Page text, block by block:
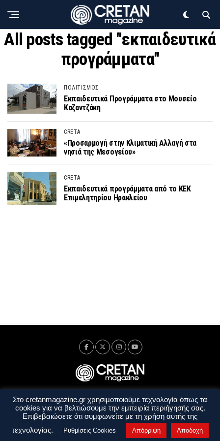
All posts tagged "εκπαιδευτικά
προγράμματα"
ΠΟΛΙΤΙΣΜΟΣ
Εκπαιδευτικά Προγράμματα στο Μουσείο
Καζαντζάκη
CRETA
«Προσαρμογή στην Κλιματική Αλλαγή στα
νησιά της Μεσογείου»
CRETA
Εκπαιδευτικά προγράμματα από το ΚΕΚ
Επιμελητηρίου Ηρακλείου
Ταυτότητα Πολιτική Απορρήτου
Όροι Χρήσης
Όροι και Προϋποθέσεις
Στο cretanmagazine.gr χρησιμοποιούμε τεχνολογία όπως τα
cookies για να βελτιώσουμε την εμπειρία περιήγησής σας.
Επιβεβαιώσετε ότι συμφωνείτε με τη χρήση αυτής της
τεχνολογίας.
Ρυθμίσεις Cookies Απόρριψη Αποδοχή